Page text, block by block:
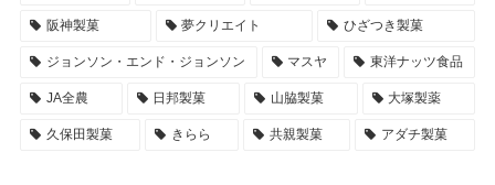
阪神製菓 夢クリエイト ひざつき製菓
ジョンソン・エンド・ジョンソン マスヤ 東洋ナッツ食品
JA全農 日邦製菓 山脇製菓 大塚製薬
久保田製菓 きらら 共親製菓 アダチ製菓